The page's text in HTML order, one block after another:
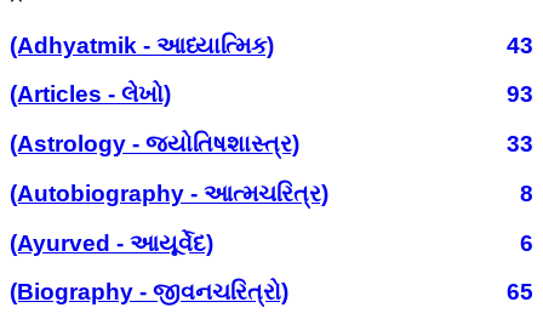
(Adhyatmik - આધ્યાત્મિક)
43
(Articles - લેખો)
93
(Astrology - જ્યોતિષશાસ્ત્ર)
33
(Autobiography - આત્મચરિત્ર)
8
(Ayurved - આયૂર્વેદ)
6
(Biography - જીવનચરિત્રો)
65